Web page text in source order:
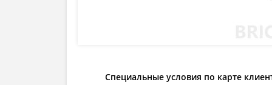
Специальные условия по карте